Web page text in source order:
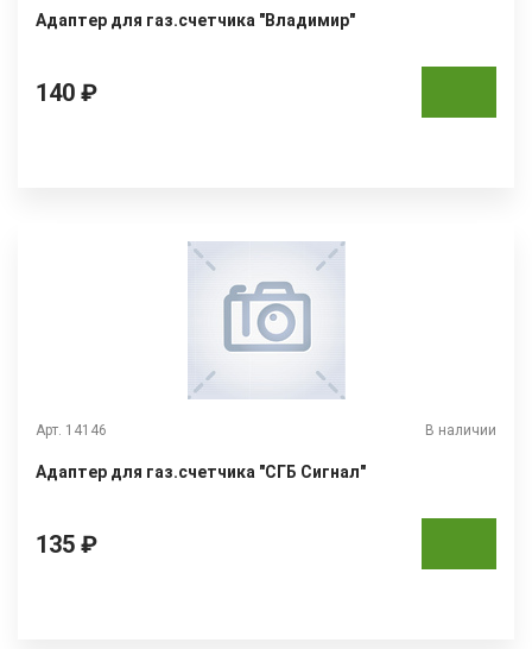
Адаптер для газ.счетчика "Владимир"
140 ₽
Арт. 14146 В наличии
Адаптер для газ.счетчика "СГБ Сигнал"
135 ₽